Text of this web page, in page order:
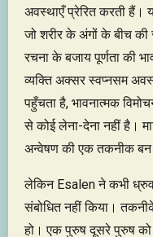
अवस्थाएँ प्रेरित करती
जो शरीर के अंगों के बीच की
रचना के बजाय पूर्णता की
व्यक्ति अक्सर स्वप्नसम
पहुँचता है, भावनात्मक
से कोई लेना-देना नहीं है।
अन्वेषण की एक तकनीक बन
लेकिन Esalen ने कभी
संबोधित नहीं किया।
हो। एक पुरुष दूसरे पुरुष